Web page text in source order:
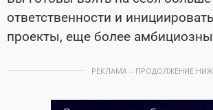
ответственности и
проекты, еще более
РЕКЛАМА – ПРОДОЛЖЕНИЕ